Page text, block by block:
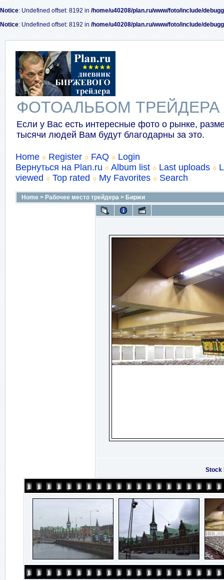
Notice: Undefined offset: 8192 in /home/u40208/plan.ru/www/foto/include/
Notice: Undefined offset: 8192 in /home/u40208/plan.ru/www/foto/include/
ФОТОАЛЬБОМ ТРЕЙДЕРА
Если у Вас есть интересные фото о рынке,
тысячи людей Вам будут благодарны за это.
Home Register FAQ
Login
Вернуться на Plan.ru
Album list Last uploads
viewed
Top rated My Favorites Search
Home > Рабочее место трейдера > Биржи
Stock